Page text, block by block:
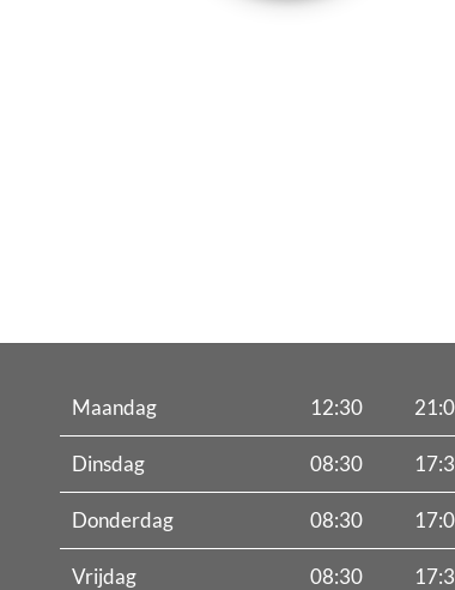
Maandag 12:30
Dinsdag 08:30
Donderdag 08:30
Vrijdag 08:30